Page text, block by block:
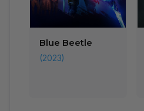
Blue Beetle
(2023)